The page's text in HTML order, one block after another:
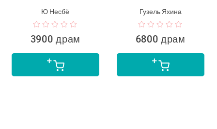
Ю Несбё
3900 драм
Гузель Яхина
6800 драм